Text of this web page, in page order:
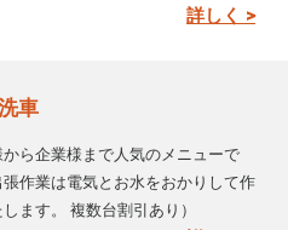
詳しく >
車
ら企業様まで人気のメニューで
作業は電気とお水をおかりして作
ます。 複数台割引あり）